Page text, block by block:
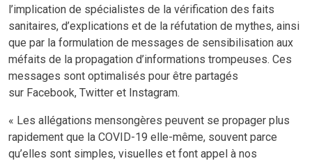
l’implication de spécialistes de la vérification des faits
sanitaires, d’explications et de la réfutation de mythes, ainsi
que par la formulation de messages de sensibilisation aux
méfaits de la propagation d’informations trompeuses. Ces
messages sont optimalisés pour être partagés
sur Facebook, Twitter et Instagram.
« Les allégations mensongères peuvent se propager plus
rapidement que la COVID-19 elle-même, souvent parce
qu’elles sont simples, visuelles et font appel à nos